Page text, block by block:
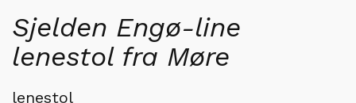
Sjelden Engø-line
lenestol fra Møre
lenestol